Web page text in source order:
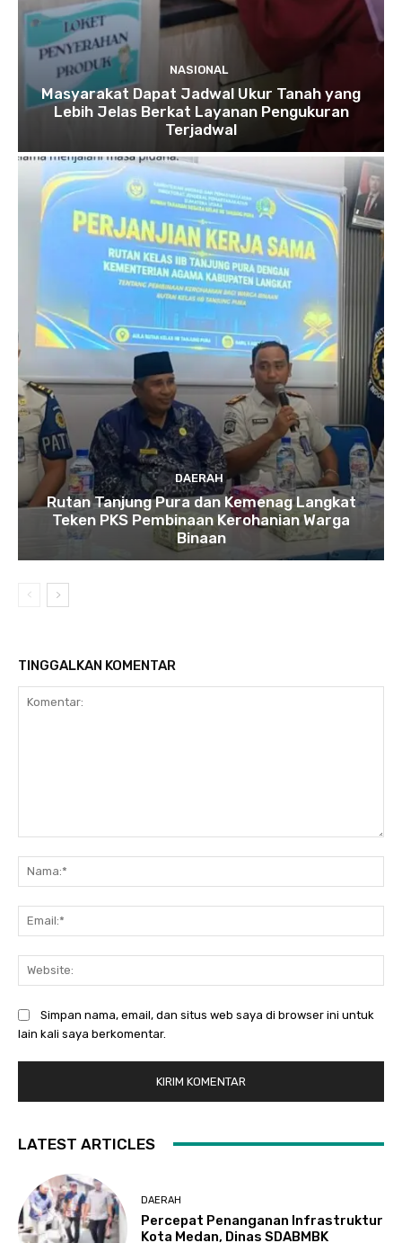
NASIONAL
Masyarakat Dapat Jadwal Ukur Tanah yang
Lebih Jelas Berkat Layanan Pengukuran
Terjadwal
DAERAH
Rutan Tanjung Pura dan Kemenag Langkat
Teken PKS Pembinaan Kerohanian Warga
Binaan
TINGGALKAN KOMENTAR
Simpan nama, email, dan situs web saya di browser ini untuk
lain kali saya berkomentar.
LATEST ARTICLES
DAERAH
Percepat Penanganan Infrastruktur
Kota Medan, Dinas SDABMBK